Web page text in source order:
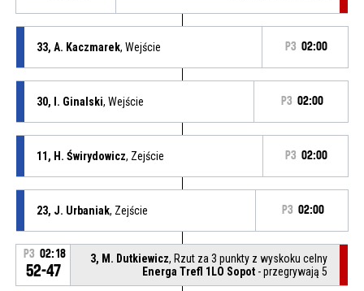
33, A. Kaczmarek, Wejście P3 02:00
30, I. Ginalski, Wejście P3 02:00
11, H. Świrydowicz, Zejście P3 02:00
23, J. Urbaniak, Zejście P3 02:00
P3 02:18
52-47
3, M. Dutkiewicz, Rzut za 3 punkty z wyskoku celny
Energa Trefl 1LO Sopot - przegrywają 5